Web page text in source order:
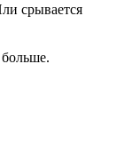
срывается